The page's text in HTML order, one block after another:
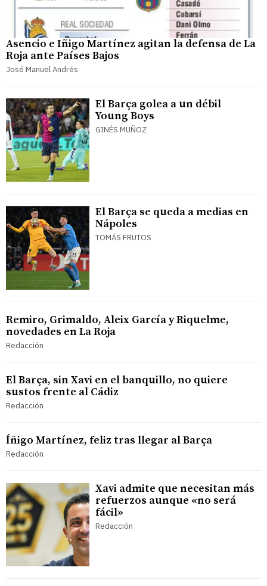
Asencio e Iñigo Martínez agitan la defensa de La
Roja ante Países Bajos
José Manuel Andrés
El Barça golea a un débil
Young Boys
GINÉS MUÑOZ
El Barça se queda a medias en
Nápoles
TOMÁS FRUTOS
Remiro, Grimaldo, Aleix García y Riquelme,
novedades en La Roja
Redacción
El Barça, sin Xavi en el banquillo, no quiere
sustos frente al Cádiz
Redacción
Íñigo Martínez, feliz tras llegar al Barça
Redacción
Xavi admite que necesitan más
refuerzos aunque «no será
fácil»
Redacción